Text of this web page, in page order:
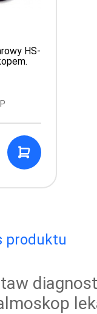
z
produktu